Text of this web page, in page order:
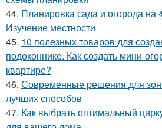
44. Планировка сада и огорода на
Изучение местности
45. 10 полезных товаров для
подоконнике. Как создать мини-
квартире?
46. Современные решения для
лучших способов
47. Как выбрать оптимальный